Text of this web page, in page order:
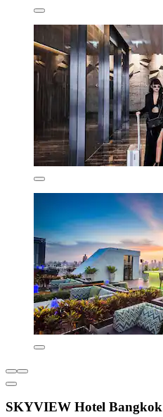
SKYVIEW Hotel Bangkok